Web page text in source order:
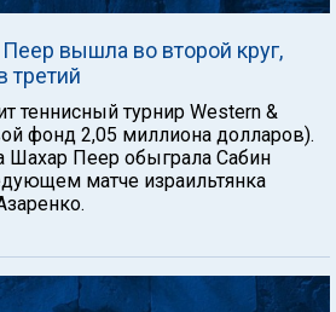
вышла во второй круг,
третий
теннисный турнир Western &
фонд 2,05 миллиона долларов).
Шахар Пеер обыграла Сабин
матче израильтянка